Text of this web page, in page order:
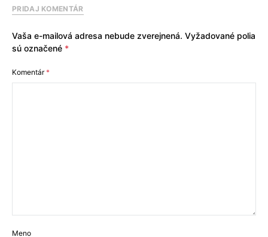
PRIDAJ KOMENTÁR
Vaša e-mailová adresa nebude zverejnená. Vyžadované polia
sú označené *
Komentár*
Meno